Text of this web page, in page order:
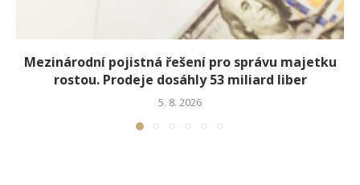
Mezinárodní pojistná řešení pro správu majetku
rostou. Prodeje dosáhly 53 miliard liber
5. 8. 2026